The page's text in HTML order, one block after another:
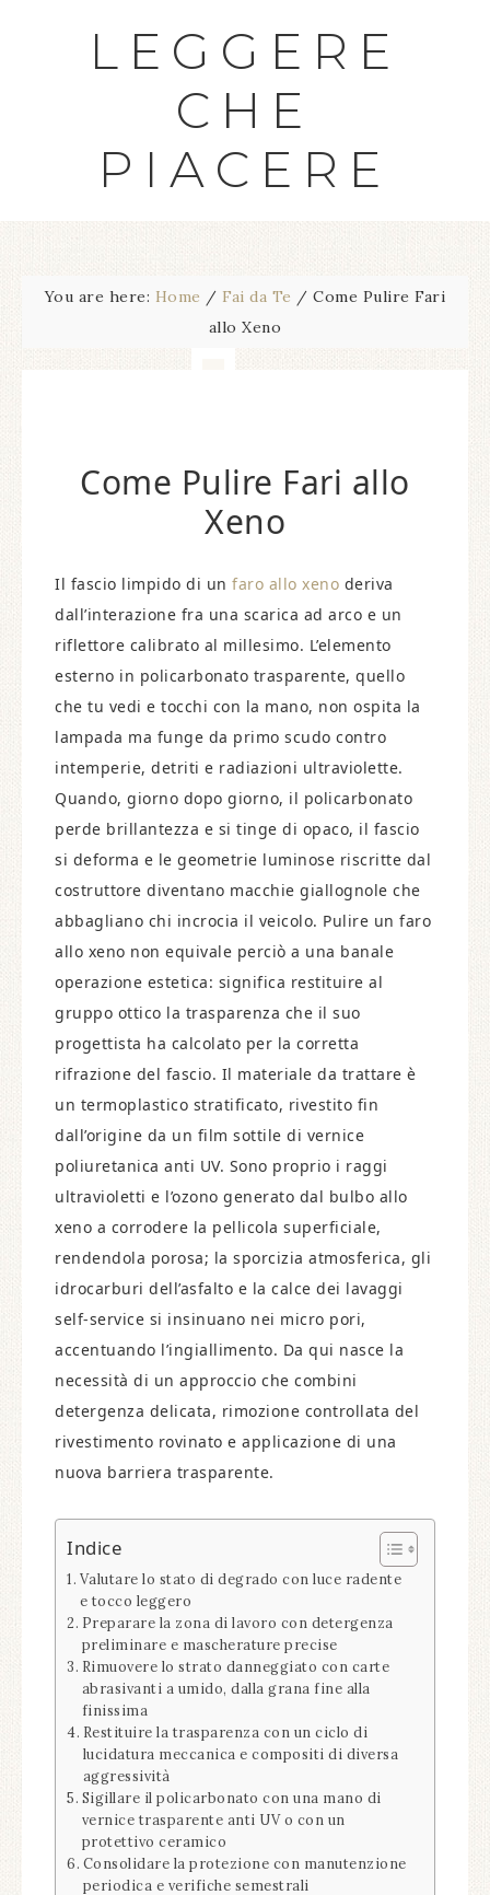
LEGGERE
CHE
PIACERE
You are here: Home / Fai da Te / Come Pulire Fari
allo Xeno
Come Pulire Fari allo
Xeno
Il fascio limpido di un faro allo xeno deriva
dall’interazione fra una scarica ad arco e un
riflettore calibrato al millesimo. L’elemento
esterno in policarbonato trasparente, quello
che tu vedi e tocchi con la mano, non ospita la
lampada ma funge da primo scudo contro
intemperie, detriti e radiazioni ultraviolette.
Quando, giorno dopo giorno, il policarbonato
perde brillantezza e si tinge di opaco, il fascio
si deforma e le geometrie luminose riscritte dal
costruttore diventano macchie giallognole che
abbagliano chi incrocia il veicolo. Pulire un faro
allo xeno non equivale perciò a una banale
operazione estetica: significa restituire al
gruppo ottico la trasparenza che il suo
progettista ha calcolato per la corretta
rifrazione del fascio. Il materiale da trattare è
un termoplastico stratificato, rivestito fin
dall’origine da un film sottile di vernice
poliuretanica anti UV. Sono proprio i raggi
ultravioletti e l’ozono generato dal bulbo allo
xeno a corrodere la pellicola superficiale,
rendendola porosa; la sporcizia atmosferica, gli
idrocarburi dell’asfalto e la calce dei lavaggi
self-service si insinuano nei micro pori,
accentuando l’ingiallimento. Da qui nasce la
necessità di un approccio che combini
detergenza delicata, rimozione controllata del
rivestimento rovinato e applicazione di una
nuova barriera trasparente.
Indice
Valutare lo stato di degrado con luce radente
e tocco leggero
Preparare la zona di lavoro con detergenza
preliminare e mascherature precise
Rimuovere lo strato danneggiato con carte
abrasivanti a umido, dalla grana fine alla
finissima
Restituire la trasparenza con un ciclo di
lucidatura meccanica e compositi di diversa
aggressività
Sigillare il policarbonato con una mano di
vernice trasparente anti UV o con un
protettivo ceramico
Consolidare la protezione con manutenzione
periodica e verifiche semestrali